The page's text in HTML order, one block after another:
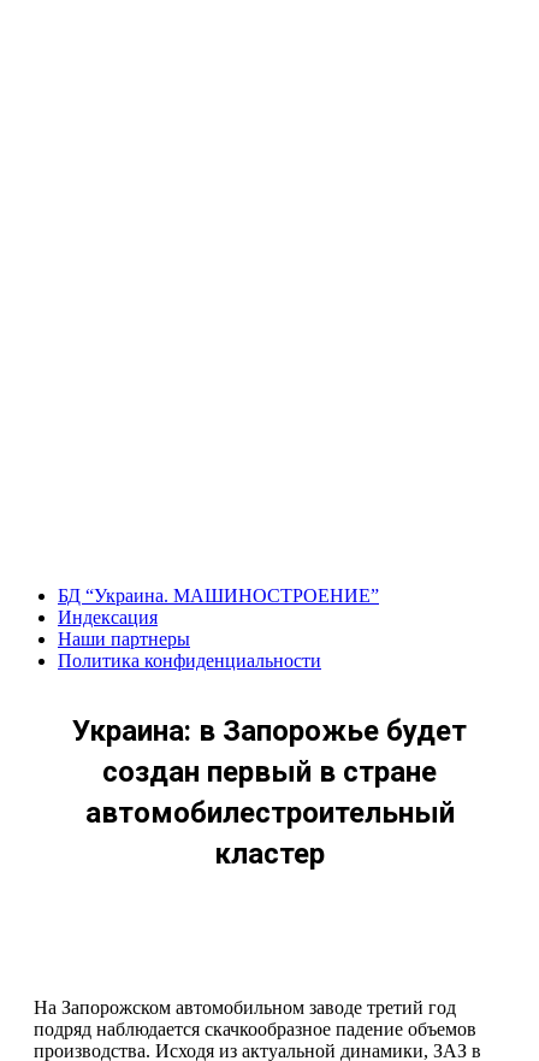
содержанию
БД “Украина. МАШИНОСТРОЕНИЕ”
Индекcация
Наши партнеры
Политика конфиденциальности
Украина: в Запорожье будет
создан первый в стране
автомобилестроительный
кластер
На Запорожском автомобильном заводе третий год
подряд наблюдается скачкообразное падение объемов
производства. Исходя из актуальной динамики, ЗАЗ в